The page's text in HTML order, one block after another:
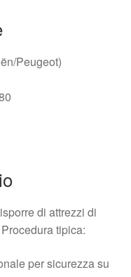
Peugeot)
di attrezzi di
tipica:
per sicurezza su